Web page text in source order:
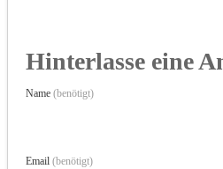
Hinterlasse eine
Name (benötigt)
Email (benötigt)